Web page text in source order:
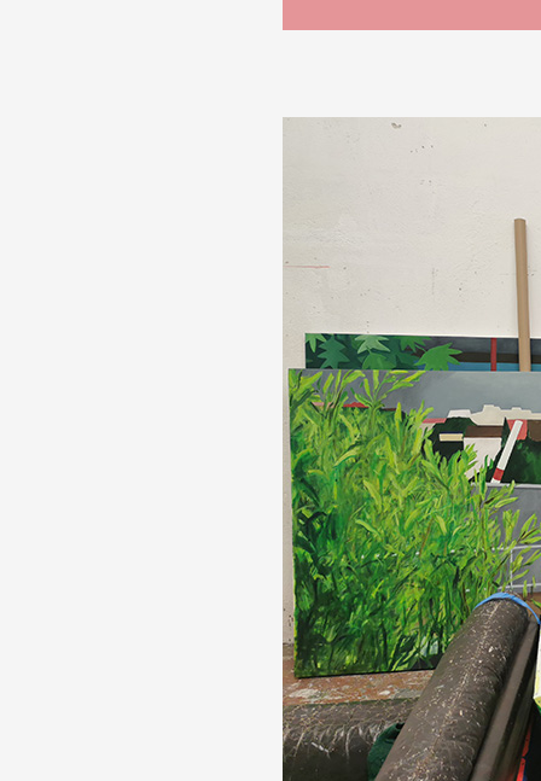
De A à Z
Année par année
Collection vidéos
Candidater